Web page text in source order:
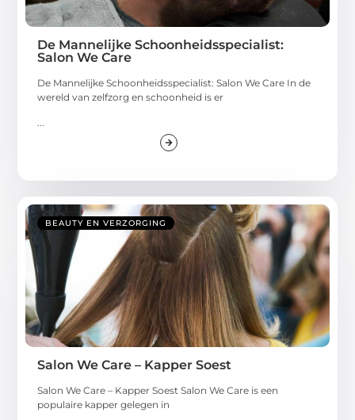
De Mannelijke Schoonheidsspecialist:
Salon We Care
De Mannelijke Schoonheidsspecialist: Salon We Care In de
wereld van zelfzorg en schoonheid is er
...
BEAUTY EN VERZORGING
Salon We Care – Kapper Soest
Salon We Care – Kapper Soest Salon We Care is een
populaire kapper gelegen in